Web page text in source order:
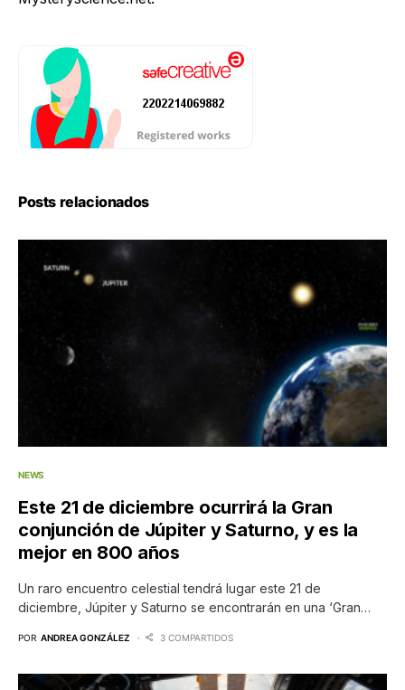
Posts relacionados
NEWS
Este 21 de diciembre ocurrirá la Gran
conjunción de Júpiter y Saturno, y es la
mejor en 800 años
Un raro encuentro celestial tendrá lugar este 21 de
diciembre, Júpiter y Saturno se encontrarán en una ‘Gran…
POR ANDREA GONZÁLEZ 3 COMPARTIDOS